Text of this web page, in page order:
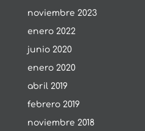
noviembre 2023
enero 2022
junio 2020
enero 2020
abril 2019
febrero 2019
noviembre 2018